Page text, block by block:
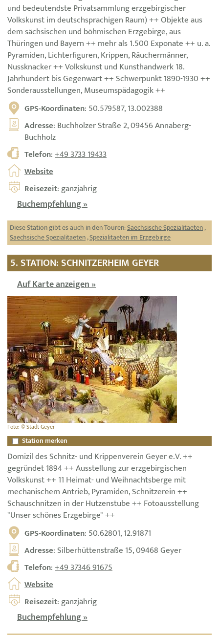
und bedeutendste Privatsammlung erzgebirgischer
Volkskunst im deutschsprachigen Raum) ++ Objekte aus
dem sächsischen und böhmischen Erzgebirge, aus
Thüringen und Bayern ++ mehr als 1.500 Exponate ++ u. a.
Pyramiden, Lichterfiguren, Krippen, Räuchermänner,
Nussknacker ++ Volkskunst und Kunsthandwerk 18.
Jahrhundert bis Gegenwart ++ Schwerpunkt 1890-1930 ++
Sonderausstellungen, Museumspädagogik ++
GPS-Koordinaten: 50.579587, 13.002388
Adresse: Buchholzer Straße 2, 09456 Annaberg-
Buchholz
Telefon:+49 3733 19433
Website
Reisezeit: ganzjährig
Buchempfehlung »
Diese Station gibt es auch in den Touren:Saechsische Spezialitaeten,
Saechsische Spezialitaeten,Spezialitaeten im Erzgebirge
5. STATION: SCHNITZERHEIM GEYER
Auf Karte anzeigen »
Foto: © Stadt Geyer
Station merken
Domizil des Schnitz- und Krippenverein Geyer e.V. ++
gegründet 1894 ++ Ausstellung zur erzgebirgischen
Volkskunst ++ 11 Heimat- und Weihnachtsberge mit
mechanischem Antrieb, Pyramiden, Schnitzerein ++
Schauschnitzen in der Hutzenstube ++ Fotoausstellung
"Unser schönes Erzgebirge" ++
GPS-Koordinaten: 50.62801, 12.91871
Adresse: Silberhüttenstraße 15, 09468 Geyer
Telefon:+49 37346 91675
Website
Reisezeit: ganzjährig
Buchempfehlung »